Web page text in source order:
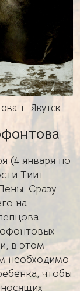
г. Якутск
(4 января по
Тиит-
Сразу
на
в этом
необходимо
чтобы